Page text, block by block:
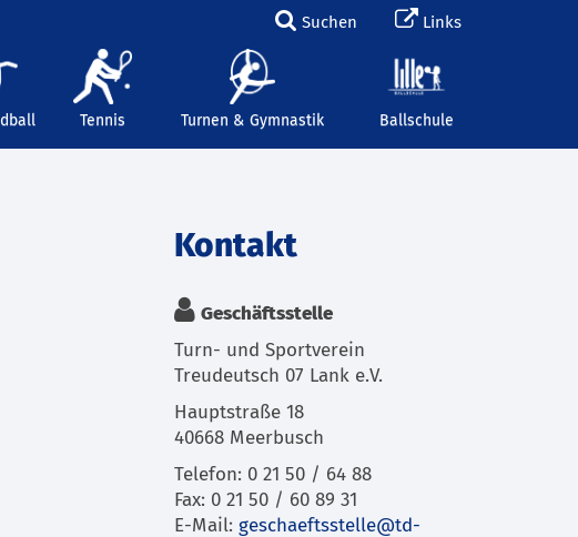
Suchen Links
Tennis Turnen & Gymnastik Ballschule
Kontakt
Geschäftsstelle
Turn- und Sportverein
Treudeutsch 07 Lank e.V.
Hauptstraße 18
40668 Meerbusch
Telefon: 0 21 50 / 64 88
Fax: 0 21 50 / 60 89 31
E-Mail: geschaeftsstelle@td-